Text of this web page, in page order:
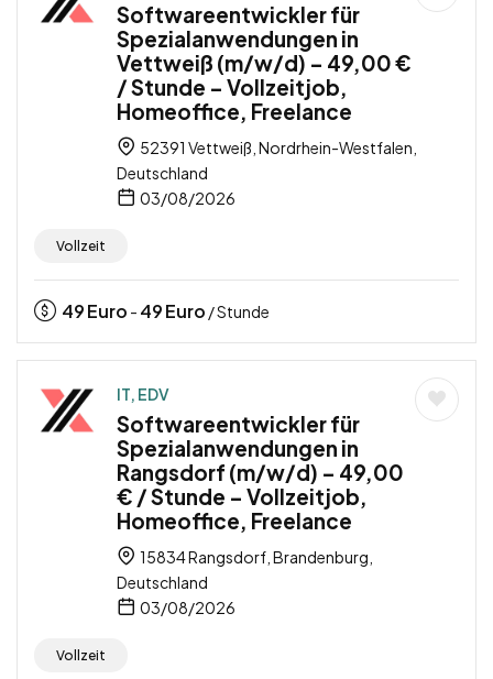
Softwareentwickler für
Spezialanwendungen in
Vettweiß (m/w/d) – 49,00 €
/ Stunde – Vollzeitjob,
Homeoffice, Freelance
52391 Vettweiß, Nordrhein-Westfalen,
Deutschland
03/08/2026
Vollzeit
49Euro - 49Euro / Stunde
IT, EDV
Softwareentwickler für
Spezialanwendungen in
Rangsdorf (m/w/d) – 49,00
€ / Stunde – Vollzeitjob,
Homeoffice, Freelance
15834 Rangsdorf, Brandenburg,
Deutschland
03/08/2026
Vollzeit